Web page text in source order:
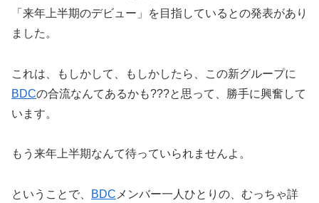
「来年上半期のデビュー」を目指しているとの発表があり
ました。
これは、もしかして、もしかしたら、この新グループに
BDCの合流なんてあるかも???と思って、勝手に興奮して
います。
もう来年上半期なんて待っていられませんよ。
ということで、 BDC メンバー一人ひとりの、むっちゃ詳